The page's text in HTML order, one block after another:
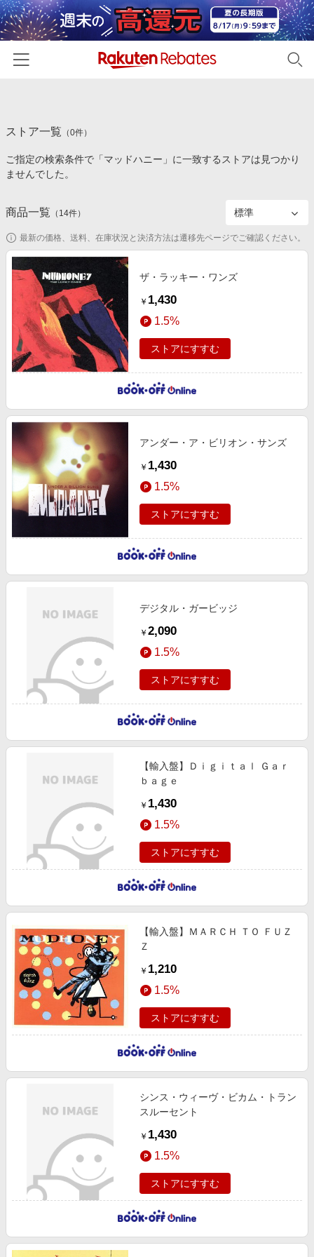
カテゴリー一覧
百貨店・総合ECモール
食品・スイーツ・お酒
コスメ・健康・医薬品
キッズ・ベビー用品
家電・PC・スマホ・カメラ
エンタメ
スポーツ・アウトドア・ゴルフ
インテリア・寝具
旅行・レジャー・ホテル予約
生活・お役立ち
金融・マネー・保険
デジタルコンテンツ
ビジネス・その他サービス
イベント一覧
初回購入者限定特典
対象ストア新規限定特典
新着ストアのご紹介
電子書籍特集
楽天ペイ導入ストア
楽天サービス特集
旅行特集
わくわく夏特集
Apple公式サイト×楽天カード分割払い
Qoo10メガポ
Samsung ボーナスキャンペーン
週末の高還元 夏の長期版
楽天IDでログイン/会員登録
ストア一覧 （0件）
ご指定の検索条件で「マッドハニー」に一致するストアは見つかり
ませんでした。
商品一覧 （ 14件）
最新の価格、送料、在庫状況と決済方法は遷移先ページでご確認ください。
ザ・ラッキー・ワンズ
￥ 1,430
1.5%
ストアにすすむ
アンダー・ア・ビリオン・サンズ
￥ 1,430
1.5%
ストアにすすむ
デジタル・ガービッジ
￥ 2,090
1.5%
ストアにすすむ
【輸入盤】Ｄｉｇｉｔａｌ Ｇａｒ
ｂａｇｅ
￥ 1,430
1.5%
ストアにすすむ
【輸入盤】ＭＡＲＣＨ ＴＯ ＦＵＺ
Ｚ
￥ 1,210
1.5%
ストアにすすむ
シンス・ウィーヴ・ビカム・トラン
スルーセント
￥ 1,430
1.5%
ストアにすすむ